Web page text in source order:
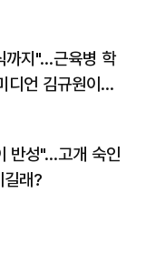
까지"…근육병 학
디언 김규원이었
반성"…고개 숙인
길래?